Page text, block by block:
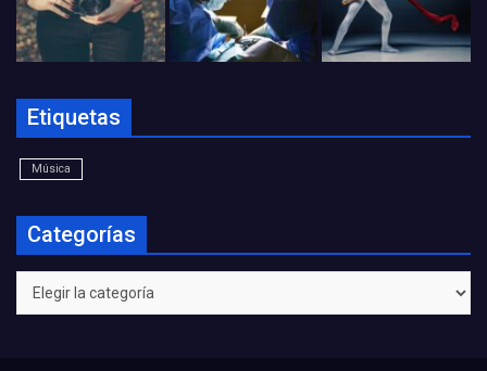
Etiquetas
Música
Categorías
Categorías